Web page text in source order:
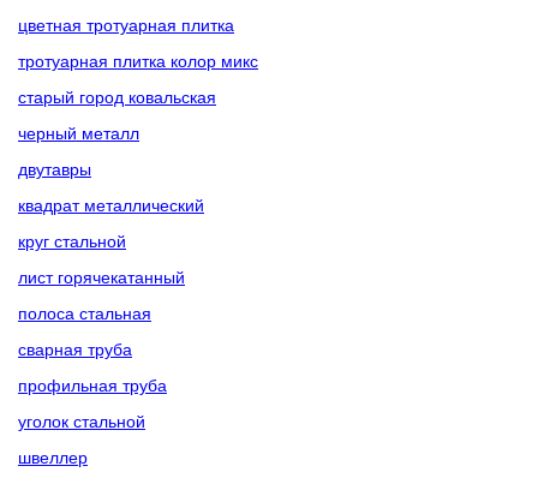
цветная тротуарная плитка
тротуарная плитка колор микс
старый город ковальская
черный металл
двутавры
квадрат металлический
круг стальной
лист горячекатанный
полоса стальная
сварная труба
профильная труба
уголок стальной
швеллер